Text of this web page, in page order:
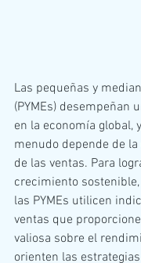
Las pequeñas y
(PYMEs) desempeñan
en la economía global,
menudo depende de
de las ventas. Para
crecimiento
las PYMEs utilicen
ventas que
valiosa sobre el
orienten las